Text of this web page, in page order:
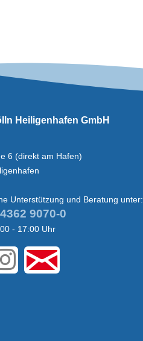
Heiligenhafen GmbH
6 (direkt am Hafen)
Unterstützung und Beratung unter:
9070-0
- 17:00 Uhr